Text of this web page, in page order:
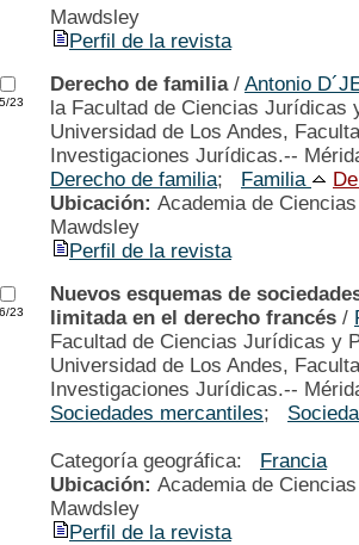
Mawdsley
Perfil de la revista
23
Derecho de familia/ Antonio
la Facultad de Ciencias Jurídicas
Universidad de Los Andes,
Investigaciones Jurídicas.--
Derecho de familia; Familia
Ubicación: Academia de
Mawdsley
Perfil de la revista
23
Nuevos esquemas de
limitada en el derecho francés /
Facultad de Ciencias Jurídicas y
Universidad de Los Andes,
Investigaciones Jurídicas.--
Sociedades mercantiles;
Categoría geográfica: Francia
Ubicación: Academia de
Mawdsley
Perfil de la revista